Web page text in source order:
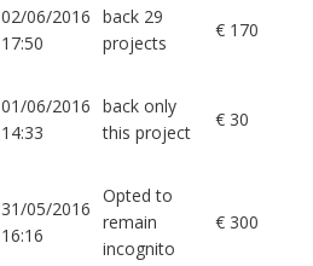
02/06/2016
17:50
back 29
projects
€ 170
01/06/2016
14:33
back only
this project
€ 30
31/05/2016
16:16
Opted to
remain
incognito
€ 300